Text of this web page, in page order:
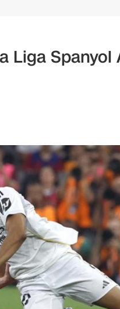
Liga Spanyol